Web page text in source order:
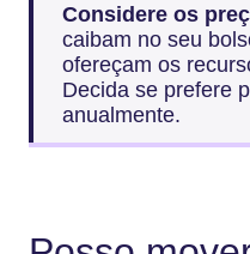
Considere os
caibam no seu
ofereçam os
Decida se prefere
anualmente.